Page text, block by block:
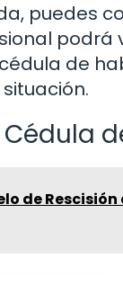
puedes
podrá
de
Cédula
de